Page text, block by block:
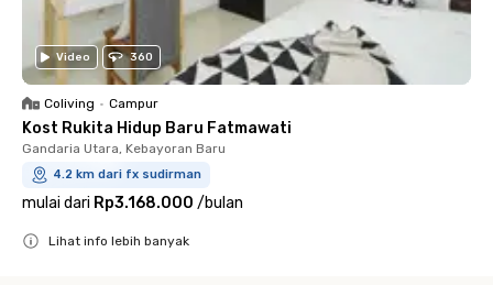
Video 360
Coliving • Campur
Kost Rukita Hidup Baru Fatmawati
Gandaria Utara, Kebayoran Baru
4.2 km dari fx sudirman
mulai dari Rp3.168.000 /bulan
Lihat info lebih banyak